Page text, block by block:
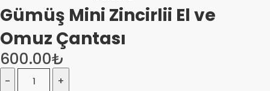
Gümüş Mini Zincirlii El ve
Omuz Çantası
600.00₺